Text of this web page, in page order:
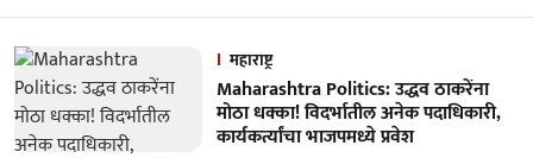
महाराष्ट्र
Maharashtra Politics: उद्धव ठाकरेंना
मोठा धक्का! विदर्भातील अनेक पदाधिकारी,
कार्यकर्त्यांचा भाजपमध्ये प्रवेश